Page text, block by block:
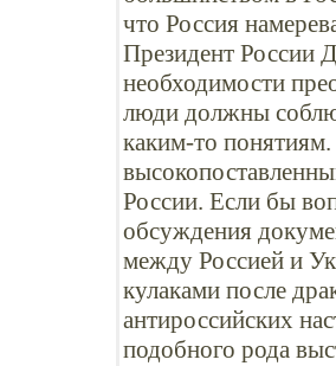
что Россия
Президент России
необходимости
люди должны
каким-то
России. Если бы
обсуждения
между Россией и
кулаками после
антироссийских
подобного рода